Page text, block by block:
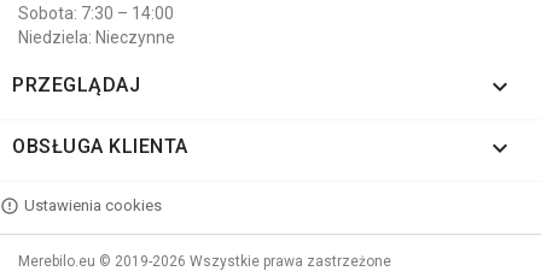
Sobota: 7:30 – 14:00
Niedziela: Nieczynne
PRZEGLĄDAJ 
OBSŁUGA KLIENTA 
Ustawienia cookies
Merebilo.eu © 2019-2026 Wszystkie prawa zastrzeżone